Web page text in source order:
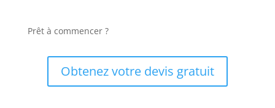
Prêt à commencer ?
Obtenez votre devis gratuit